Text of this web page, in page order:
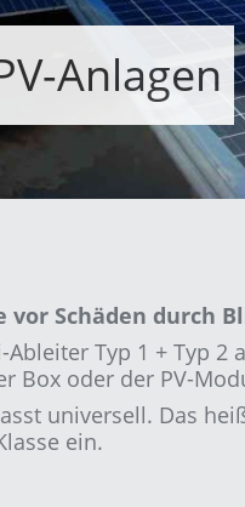
Anlagen
vor Schäden durch
Typ 1 + Typ 2
Box oder der PV-
universell. Das
ein.